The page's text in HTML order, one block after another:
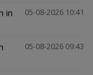
05-08-2026 10:41
in
05-08-2026 09:43